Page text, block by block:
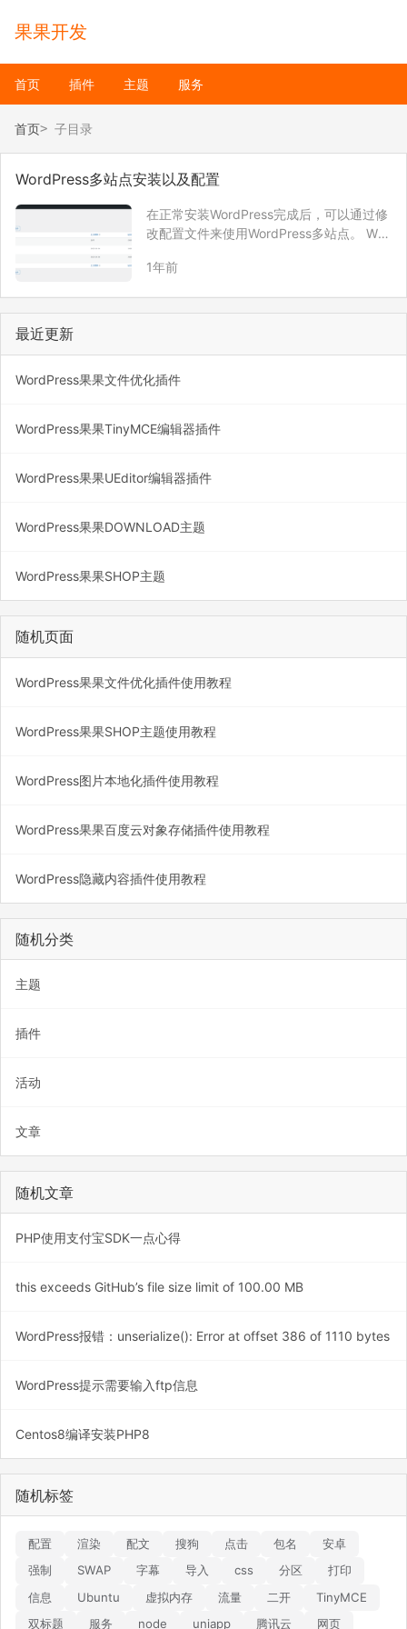
果果开发
首页 插件 主题 服务
首页 子目录
WordPress多站点安装以及配置
在正常安装WordPress完成后，可以通过修
改配置文件来使用WordPress多站点。 Wor
式，另外一种是子目录模式。 子域名 例
1年前
最近更新
WordPress果果文件优化插件
WordPress果果TinyMCE编辑器插件
WordPress果果UEditor编辑器插件
WordPress果果DOWNLOAD主题
WordPress果果SHOP主题
随机页面
WordPress果果文件优化插件使用教程
WordPress果果SHOP主题使用教程
WordPress图片本地化插件使用教程
WordPress果果百度云对象存储插件使用教程
WordPress隐藏内容插件使用教程
随机分类
主题
插件
活动
文章
随机文章
PHP使用支付宝SDK一点心得
this exceeds GitHub’s file size limit of 100.00 MB
WordPress报错：unserialize(): Error at offset 386 of 1110 bytes
WordPress提示需要输入ftp信息
Centos8编译安装PHP8
随机标签
配置 渲染 配文 搜狗 点击 包名
安卓
强制
SWAP 字幕 导入 css 分区
打印
信息
Ubuntu 虚拟内存 流量 二开
TinyMCE
双标题
服务 node uniapp 腾讯云 网页